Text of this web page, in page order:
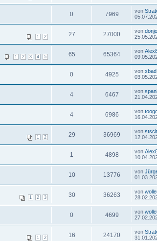
0 7969 von
1 2 27 27000 von
1 2 3 4 5 65 65364 von
0 4925 von
4 6467 von
4 6986 von
1 2 29 36969 von
1 4898 von
10 13776 von
1 2 3 30 36263 von
0 4699 von
1 2 16 24170 von